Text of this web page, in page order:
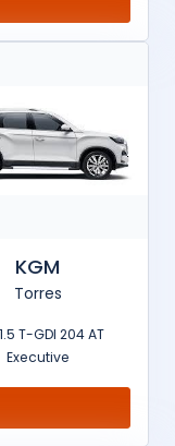
KGM
Torres
T-GDI 204 AT
Executive